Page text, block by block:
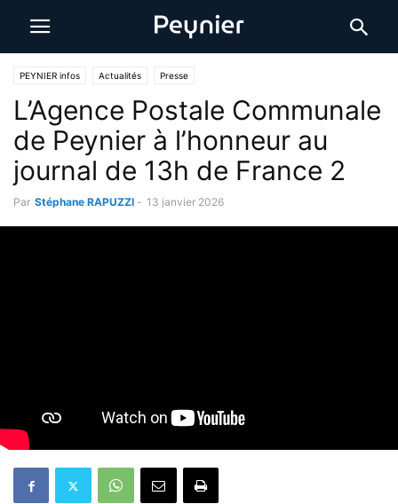
PEYNIER infos Actualités Presse
L’Agence Postale Communale
de Peynier à l’honneur au
journal de 13h de France 2
Par Stéphane RAPUZZI - 13 janvier 2026